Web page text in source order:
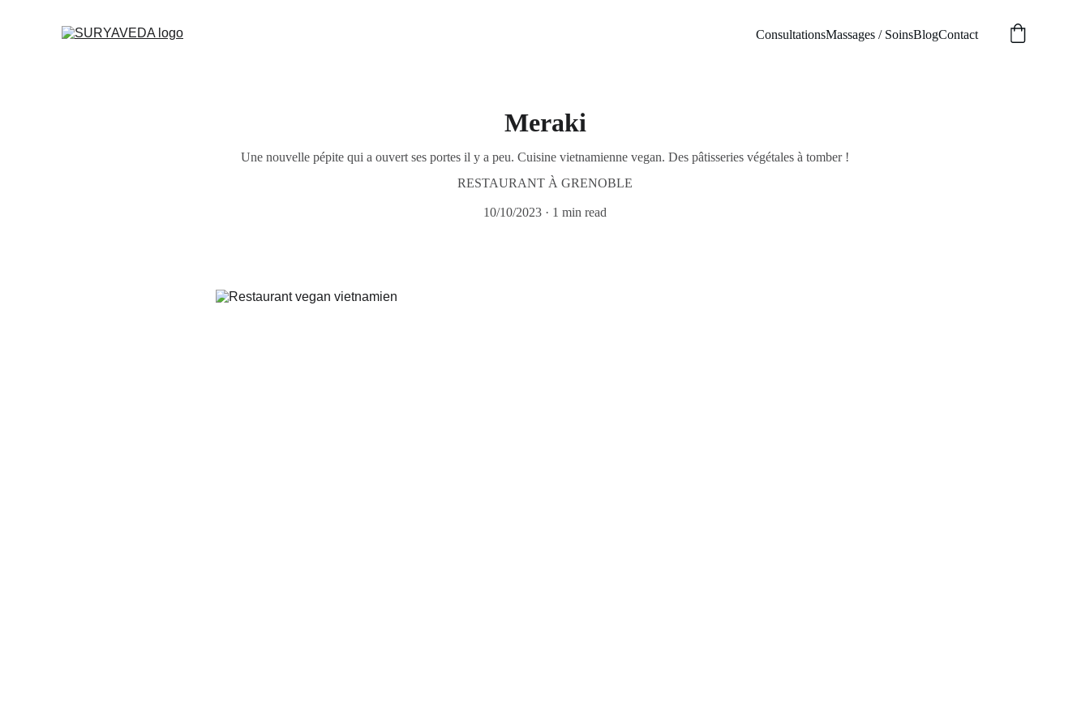
ConsultationsMassages / SoinsBlogContact
Meraki
Une nouvelle pépite qui a ouvert ses portes il y a peu. Cuisine vietnamienne vegan. Des pâtisseries végétales à tomber !
RESTAURANT À GRENOBLE
10/10/2023 1 min read